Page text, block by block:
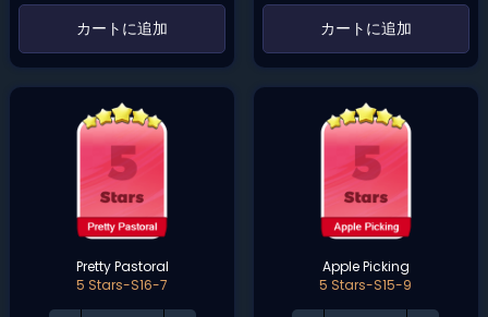
‌カートに追加‌ ‌カートに追加‌
Pretty Pastoral
5 Stars-S16-7
Apple Picking
5 Stars-S15-9